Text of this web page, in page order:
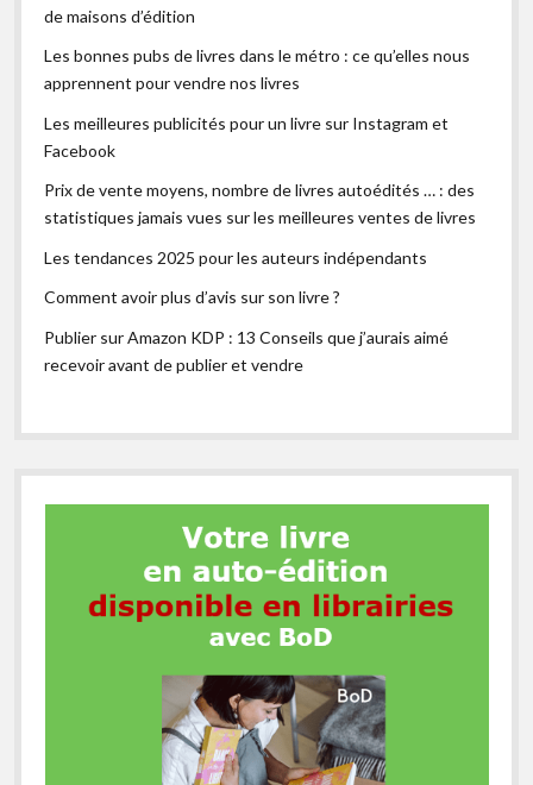
de maisons d’édition
Les bonnes pubs de livres dans le métro : ce qu’elles nous
apprennent pour vendre nos livres
Les meilleures publicités pour un livre sur Instagram et
Facebook
Prix de vente moyens, nombre de livres autoédités … : des
statistiques jamais vues sur les meilleures ventes de livres
Les tendances 2025 pour les auteurs indépendants
Comment avoir plus d’avis sur son livre ?
Publier sur Amazon KDP : 13 Conseils que j’aurais aimé
recevoir avant de publier et vendre